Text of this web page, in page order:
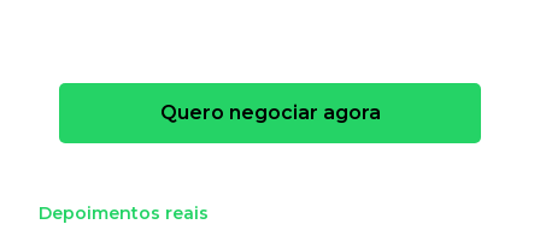
Quero negociar agora
Depoimentos reais